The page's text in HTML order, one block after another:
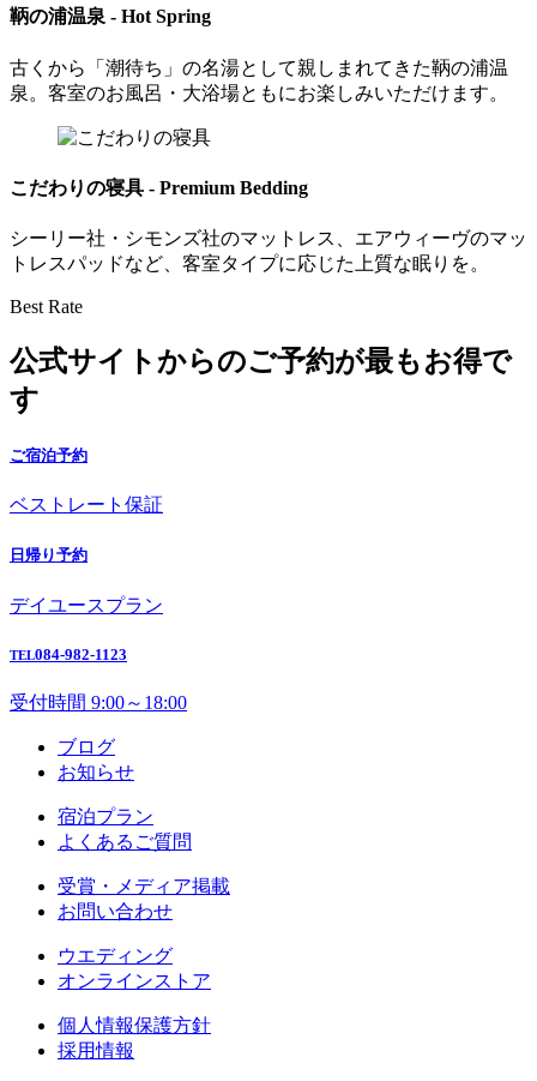
鞆の浦温泉 - Hot Spring
古くから「潮待ち」の名湯として親しまれてきた鞆の浦温
泉。客室のお風呂・大浴場ともにお楽しみいただけます。
こだわりの寝具 - Premium Bedding
シーリー社・シモンズ社のマットレス、エアウィーヴのマッ
トレスパッドなど、客室タイプに応じた上質な眠りを。
Best Rate
公式サイトからのご予約が最もお得で
す
ご宿泊予約
ベストレート保証
日帰り予約
デイユースプラン
TEL084-982-1123
受付時間 9:00～18:00
ブログ
お知らせ
宿泊プラン
よくあるご質問
受賞・メディア掲載
お問い合わせ
ウエディング
オンラインストア
個人情報保護方針
採用情報